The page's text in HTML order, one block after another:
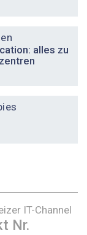
alles zu
IT-Channel
Nr.